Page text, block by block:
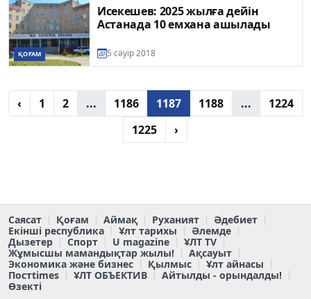
ҚОҒАМ
Исекешев: 2025 жылға дейін
Астанада 10 емхана ашылады
5 сәуір 2018
‹ 1 2 ... 1186 1187 1188 ...
1224
1225
›
Саясат Қоғам Аймақ Руханият
Әдебиет
Екінші республика
Ұлт тарихы
Әлемде
Дызетер
Спорт U magazine
ҰЛТ TV
Жұмысшы мамандықтар жылы!
Ақсауыт
Экономика және бизнес
Қылмыс
Ұлт айнасы
Постtimes
ҰЛТ ОБЪЕКТИВ
Айтылды - орындалды!
Өзекті